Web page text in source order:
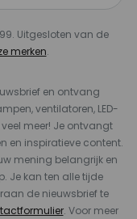
Uitgesloten van de
merken.
en ontvang
ventilatoren, LED-
meer! Je ontvangt
en inspiratieve content.
mening belangrijk en
Je kan ten alle tijde
de nieuwsbrief te
. Voor meer